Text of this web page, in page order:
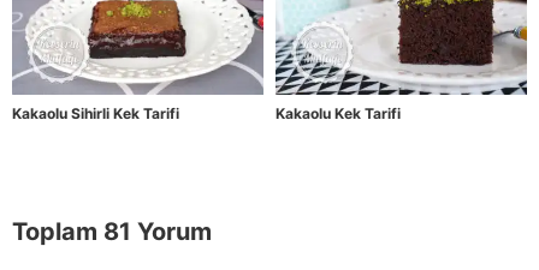
Kakaolu Sihirli Kek Tarifi Kakaolu Kek Tarifi
Toplam 81 Yorum